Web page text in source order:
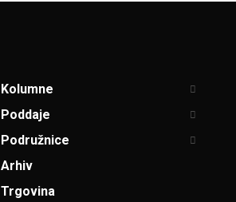
Kolumne
Poddaje
Podružnice
Arhiv
Trgovina